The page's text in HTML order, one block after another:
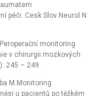
péči. Cesk Slov Neurol N
monitoring
v chirurgii mozkových
245 –⁠ 249.
M.Monitoring
u pacientů po těžkém